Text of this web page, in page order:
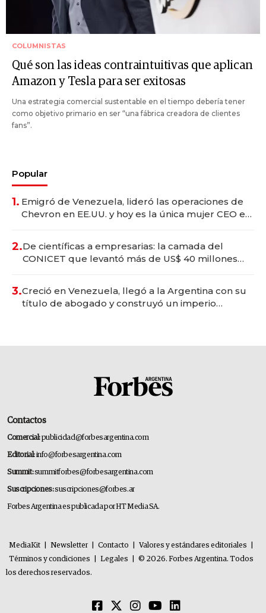
COLUMNISTAS
Qué son las ideas contraintuitivas que aplican
Amazon y Tesla para ser exitosas
Una estrategia comercial sustentable en el tiempo debería tener
como objetivo primario en ser “una fábrica creadora de clientes
fans”.
Popular
1. Emigró de Venezuela, lideró las operaciones de
Chevron en EE.UU. y hoy es la única mujer CEO en
2.De científicas a empresarias: la camada del
CONICET que levantó más de US$ 40 millones
3.Creció en Venezuela, llegó a la Argentina con su
título de abogado y construyó un imperio
Contactos
Comercial:publicidad@forbesargentina.com
Editorial:info@forbesargentina.com
Summit:summitforbes@forbesargentina.com
Suscripciones:suscripciones@forbes.ar
Forbes Argentina es publicada por HT Media SA.
MediaKit Newsletter Contacto Valores y estándares editoriales
Términos y condiciones
Legales
© 2026. Forbes Argentina. Todos
los derechos reservados.